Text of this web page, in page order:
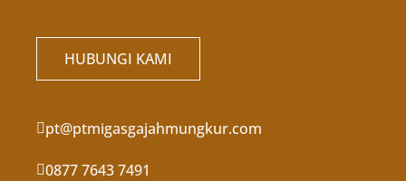
HUBUNGI KAMI
pt@ptmigasgajahmungkur.com
0877 7643 7491